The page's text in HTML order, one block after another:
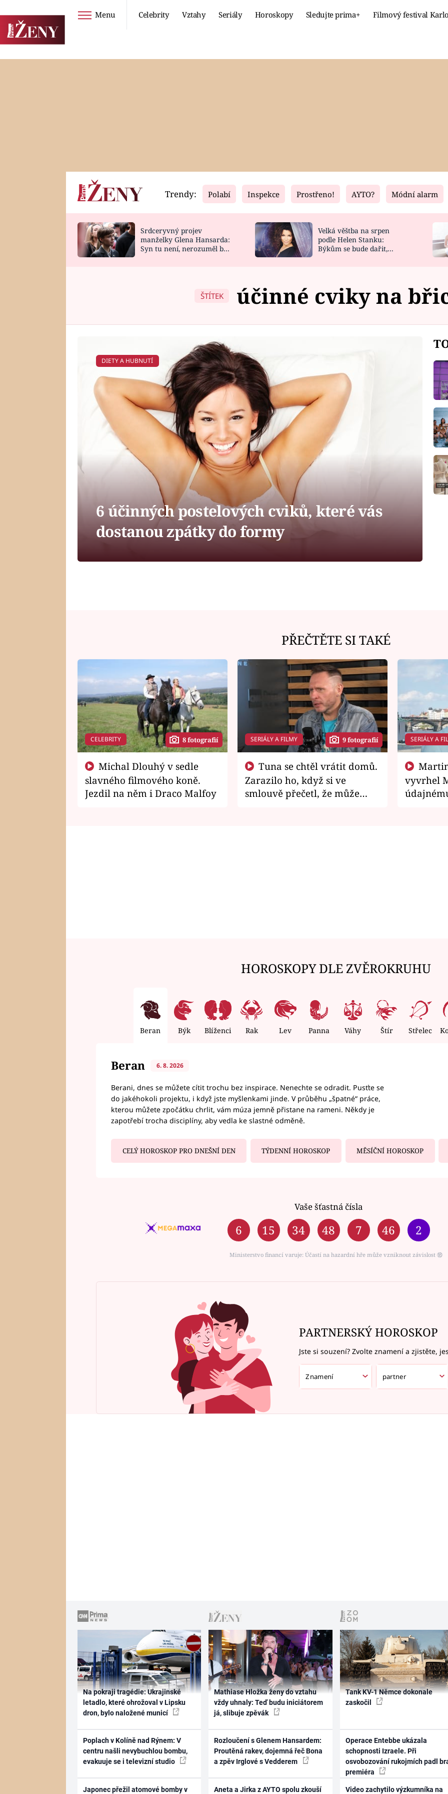
Menu Celebrity Vztahy Seriály Horoskopy Sledujte prima+ Filmový festival
Horoskopy
HOROSKOP NA
Video
CELEBRITY
VAŘENÍ
Fresh
NOVINKY
VIDEORECEPTY
Living
DESIGN
Trendy: Polabí Inspekce Prostřeno! AYTO? Módní alarm
Srdceryvný projev
manželky Glena Hansarda:
Syn tu není, nerozuměl by
Velká věštba na srpen
podle Helen Stanku:
Býkům se bude dařit,
ŠTÍTEK účinné cviky na
DIETY A HUBNUTÍ
6 účinných postelových cviků, které vás
dostanou zpátky do formy
PŘEČTĚTE SI TAKÉ
CELEBRITY 8 fotografií
slavného filmového koně.
Jezdil na něm i Draco Malfoy
SERIÁLY A FILMY 9 fotografií
Zarazilo ho, když si ve
smlouvě přečetl, že může
SERIÁLY A
vyvrhel
HOROSKOPY DLE ZVĚROKRUHU
Beran Býk Blíženci Rak Lev Panna Váhy Štír Střelec
Beran 6. 8. 2026
Berani, dnes se můžete cítit trochu bez inspirace. Nenechte se odradit. Pusťte se
do jakéhokoli projektu, i když jste myšlenkami jinde. V průběhu „špatné“ práce,
kterou můžete zpočátku chrlit, vám múza jemně přistane na rameni. Někdy je
zapotřebí trocha disciplíny, aby vedla ke slastné odměně.
CELÝ HOROSKOP PRO DNEŠNÍ DEN TÝDENNÍ HOROSKOP MĚSÍČNÍ HOROSKOP
Vaše šťastná čísla
6 15 34 48 7 46 2
Ministerstvo financí varuje: Účastí na hazardní hře může vzniknout závislost ⑱
PARTNERSKÝ HOROSKOP
Jste si souzení? Zvolte znamení a zjistěte,
Na pokraji tragédie: Ukrajinské
letadlo, které ohrožoval v Lipsku
dron, bylo naložené municí
Poplach v Kolíně nad Rýnem: V
centru našli nevybuchlou bombu,
evakuuje se i televizní studio
Japonec přežil atomové bomby v
Mathiase Hložka ženy do vztahu
vždy uhnaly: Teď budu iniciátorem
já, slibuje zpěvák
Rozloučení s Glenem Hansardem:
Proutěná rakev, dojemná řeč Bona
a zpěv Irglové s Vedderem
Aneta a Jirka z AYTO spolu zkouší
Tank KV-1 Němce dokonale
zaskočil
Operace Entebbe ukázala
schopnosti Izraele. Při
osvobozování rukojmích padl
premiéra
Video zachytilo výzkumníka na